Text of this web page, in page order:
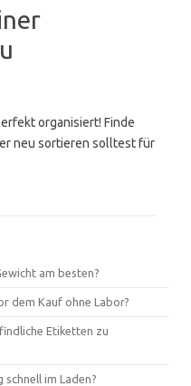
organisiert! Finde
neu sortieren solltest für
am besten?
dem Kauf ohne Labor?
Etiketten zu
im Laden?